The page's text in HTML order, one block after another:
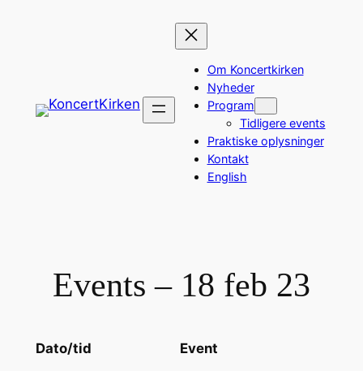
Om Koncertkirken
Nyheder
Program
Tidligere events
Praktiske oplysninger
Kontakt
English
Events – 18 feb 23
Dato/tid Event